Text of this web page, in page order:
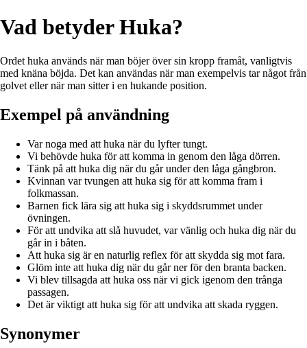
Vad betyder Huka?
Ordet huka används när man böjer över sin kropp framåt, vanligtvis
med knäna böjda. Det kan användas när man exempelvis tar något från
golvet eller när man sitter i en hukande position.
Exempel på användning
Var noga med att huka när du lyfter tungt.
Vi behövde huka för att komma in genom den låga dörren.
Tänk på att huka dig när du går under den låga gångbron.
Kvinnan var tvungen att huka sig för att komma fram i
folkmassan.
Barnen fick lära sig att huka sig i skyddsrummet under
övningen.
För att undvika att slå huvudet, var vänlig och huka dig när du
går in i båten.
Att huka sig är en naturlig reflex för att skydda sig mot fara.
Glöm inte att huka dig när du går ner för den branta backen.
Vi blev tillsagda att huka oss när vi gick igenom den trånga
passagen.
Det är viktigt att huka sig för att undvika att skada ryggen.
Synonymer